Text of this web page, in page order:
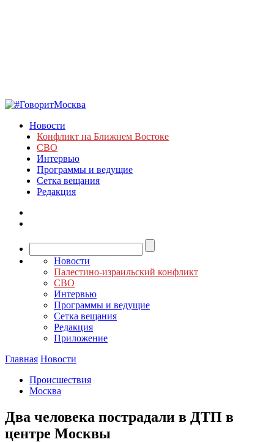
Новости
Конфликт на Ближнем Востоке
СВО
Интервью
Программы и ведущие
Сетка вещания
Редакция
Новости
Палестино-израильский конфликт
СВО
Интервью
Программы и ведущие
Сетка вещания
Редакция
Приложение
Главная Новости
Происшествия
Москва
Два человека пострадали в ДТП в
центре Москвы